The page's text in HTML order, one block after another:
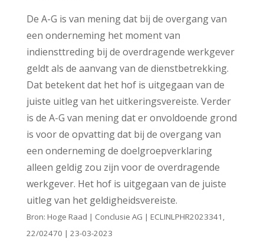
De A-G is van mening dat bij de overgang van
een onderneming het moment van
indiensttreding bij de overdragende werkgever
geldt als de aanvang van de dienstbetrekking.
Dat betekent dat het hof is uitgegaan van de
juiste uitleg van het uitkeringsvereiste. Verder
is de A-G van mening dat er onvoldoende grond
is voor de opvatting dat bij de overgang van
een onderneming de doelgroepverklaring
alleen geldig zou zijn voor de overdragende
werkgever. Het hof is uitgegaan van de juiste
uitleg van het geldigheidsvereiste.
Bron: Hoge Raad | Conclusie AG | ECLINLPHR2023341,
22/02470 | 23-03-2023